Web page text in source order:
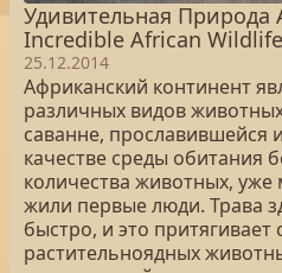
Удивительная Природа
Incredible African
25.12.2014
Африканский континент
различных видов
саванне, прославившейся
качестве среды обитания
количества животных,
жили первые люди. Трава
быстро, и это
растительноядных